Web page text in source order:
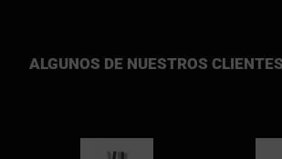
ALGUNOS DE NUESTROS